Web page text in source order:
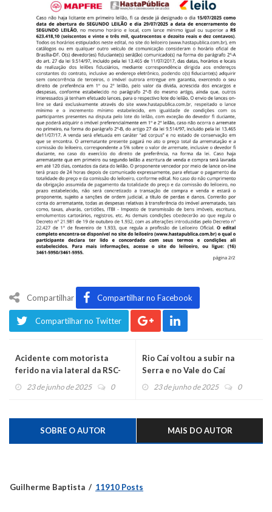
Compartilhar Compartilhar no Facebook
Compartilhar no Twitter
Acidente com motorista
ferido na via lateral da RSC-
28723 de junho de 2025 0
Rio Caí voltou a subir na
Serra e no Vale do Caí
23 de junho de 2025 0
SOBRE O AUTOR MAIS DO AUTOR
Guilherme Baptista 11910 Posts